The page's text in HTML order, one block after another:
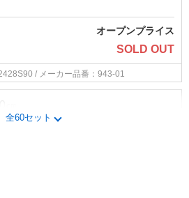
オープンプライス
SOLD OUT
/ メーカー品番：943-01
全60セット